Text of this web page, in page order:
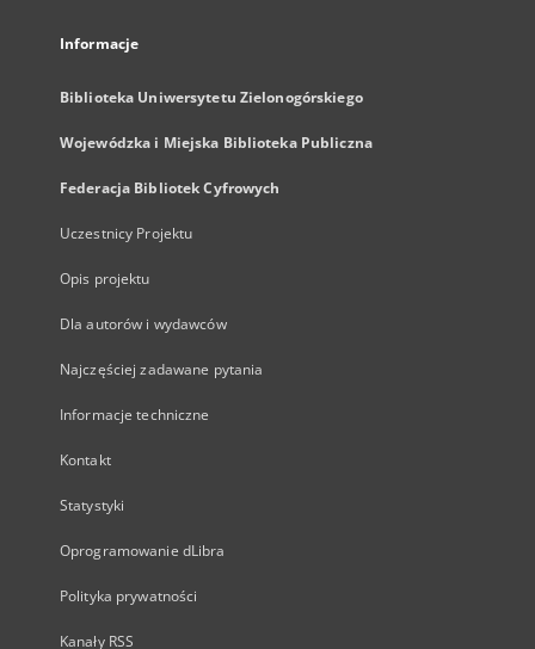
Informacje
Biblioteka Uniwersytetu Zielonogórskiego
Wojewódzka i Miejska Biblioteka Publiczna
Federacja Bibliotek Cyfrowych
Uczestnicy Projektu
Opis projektu
Dla autorów i wydawców
Najczęściej zadawane pytania
Informacje techniczne
Kontakt
Statystyki
Oprogramowanie dLibra
Polityka prywatności
Kanały RSS